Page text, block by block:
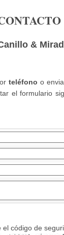
&
teléfono o
el formulario
el código de